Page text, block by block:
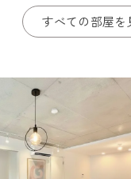
すべての部屋を